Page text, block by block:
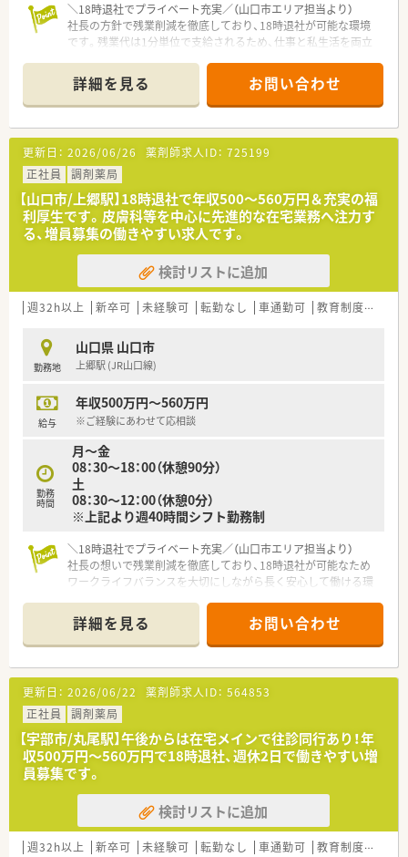
ライベートの時間も存分に楽しんでいる社員が多く在籍してい
ます。
■子育てと仕事を両立させるため、会社の支援制度を活用してイ
キイキと短時間勤務で働いているママさん薬剤師が多数活躍中
です。
■チームワークを第一に考え、担当業務以外でも積極的に周囲を
サポートし合うホスピタリティに溢れたスタッフが揃っていま
す。
＼18時退社でプライベート充実／（山口市エリア担当より）
社長の方針で残業削減を徹底しており、18時退社が可能な環境
です。残業代は1分単位で支給されるため、仕事と私生活を両立
【店舗情報と応需状況について】
■嘉川駅から徒歩8分の好立地にあり、内科やリハビリテーショ
ン科の処方箋を1日40から50枚程度応需しています。
■地域医療を支える拠点として患者様へ寄り添ったきめ細やか
な対応を行っており、落ち着いて業務に取り組める環境です。
■外来業務だけでなく先進的な在宅業務にも積極的に取り組ん
でおり、幅広いニーズに柔軟に応える体制が整っております。
【法人特徴について】
■社員一人ひとりを大切にする社長のもと、残業を減らしてプラ
イベートの時間を確保する方針が徹底されている組織です。
■薬剤師と医療事務が垣根を越えてチームとして協力し合い、
日々の困りごとを全員で解決していく風通しの良い環境です。
■地域医療のキーマンとして近隣の医師と強固な信頼関係を築
ん。
【職場環境と雰囲気】
仲も非常に良いため、互いに専門性を高め合える雰囲気です。
■役職や職種による上下関係を作らず、フラットな関係性の中で
■社長自身も現場に入って社員と密にコミュニケーションを取
っており、経営層との距離が近く風通しの良い社風が魅力です。
【こんな方が活躍中】
■ワークライフバランスを大切にし、仕事の責任を果たしつつプ
ます。
■子育てと仕事を両立させるため、会社の支援制度を活用してイ
キイキと短時間勤務で働いているママさん薬剤師が多数活躍中
です。
■チームワークを第一に考え、担当業務以外でも積極的に周囲を
サポートし合うホスピタリティに溢れたスタッフが揃っていま
す。
詳細を見る お問い合わせ
更新日： 2026/06/26 薬剤師求人ID： 725199
正社員
調剤薬局
【山口市/上郷駅】18時退社で年収500〜560万円＆充実の福
利厚生です。皮膚科等を中心に先進的な在宅業務へ注力す
る、増員募集の働きやすい求人です。
検討リストに追加
週32h以上 新卒可 未経験可 転勤なし 車通勤可 教育制度あり
勤務地
山口県 山口市
上郷駅 (JR山口線)
給与
年収500万円～560万円
※ご経験にあわせて応相談
勤務
時間
月～金
08：30～18：00（休憩90分）
土
08：30～12：00（休憩0分）
※上記より週40時間シフト勤務制
＼18時退社でプライベート充実／（山口市エリア担当より）
社長の想いで残業削減を徹底しており、18時退社が可能なため
ワークライフバランスを大切にしながら長く安心して働ける環
【店舗情報と応需状況について】
■上郷駅から徒歩9分の好立地にあり、皮膚科や内科、循環器科、
小児科など多岐にわたる処方箋を応需しています。
■1日の処方箋応需枚数は50から60枚程度となっており、地域の
患者様へ寄り添ったきめ細やかな対応を行っています。
■居宅への在宅業務も積極的に受け入れており、地域医療を支え
る重要な拠点として幅広いニーズに応える環境です。
【法人特徴について】
■社員一人ひとりを大切にする社長のもと、残業を減らしプライ
ベートの時間を確保する方針が全社的に徹底されています。
■薬剤師と医療事務が垣根を越えてチームとして協力し合い、
日々の困りごとを全員で解決していく風通しの良い組織です。
■地域医療のキーマンとして近隣の医師と強固な信頼関係を築
詳細を見る お問い合わせ
更新日： 2026/06/22 薬剤師求人ID： 564853
正社員
調剤薬局
【宇部市/丸尾駅】午後からは在宅メインで往診同行あり！年
収500万円～560万円で18時退社、週休2日で働きやすい増
員募集です。
検討リストに追加
週32h以上 新卒可 未経験可 転勤なし 車通勤可 教育制度あり